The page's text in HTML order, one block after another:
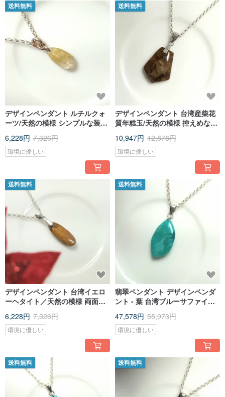
送料無料
デザインペンダント ルチルクォ
ーツ/天然の模様 シンプルな装い
6,228円 7,326円
環境に優しい
送料無料
デザインペンダント 台湾産柴花
質年糕玉/天然の模様 控えめなア
10,947円 12,878円
環境に優しい
送料無料
デザインペンダント 台湾イエロ
ーヘタイト／天然の模様 両面着
トに／
6,228円 7,326円
環境に優しい
送料無料
翡翠ペンダント デザインペンダ
ント - 葉 台湾ブルーサファイア/
47,578円 55,973円
環境に優しい
送料無料 送料無料